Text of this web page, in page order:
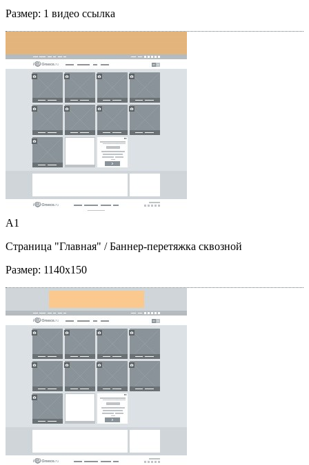
Размер: 1 видео ссылка
A1
Страница "Главная" / Баннер-перетяжка сквозной
Размер: 1140x150